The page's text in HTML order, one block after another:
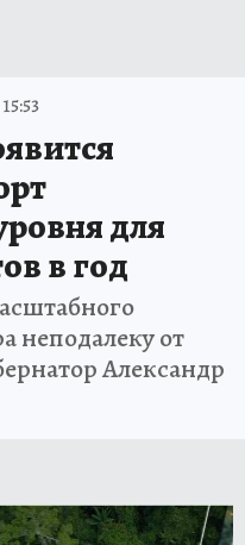
для
в год
неподалеку от
Александр